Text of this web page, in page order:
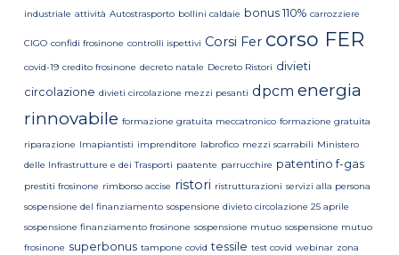
industriale attività Autostrasporto bollini caldaie bonus 110% carrozziere
CIGO confidi frosinone controlli ispettivi Corsi Fer corso FER
covid-19 credito frosinone decreto natale Decreto Ristori divieti
circolazione divieti circolazione mezzi pesanti dpcm energia
rinnovabile formazione gratuita meccatronico formazione gratuita
riparazione Imapiantisti imprenditore labrofico mezzi scarrabili Ministero
delle Infrastrutture e dei Trasporti paatente parrucchire patentino f-gas
prestiti frosinone rimborso accise ristori ristrutturazioni servizi alla persona
sospensione del finanziamento sospensione divieto circolazione 25 aprile
sospensione finanziamento frosinone sospensione mutuo sospensione mutuo
frosinone superbonus tampone covid tessile test covid webinar zona